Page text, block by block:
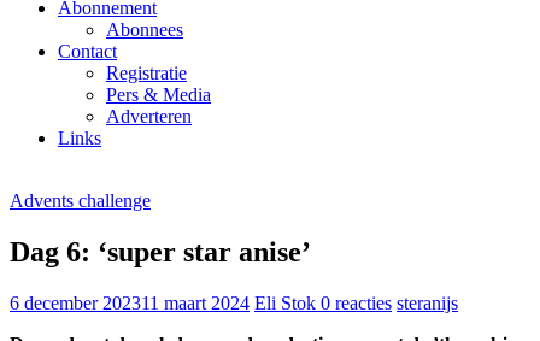
Abonnement
Abonnees
Contact
Registratie
Pers & Media
Adverteren
Links
Advents challenge
Dag 6: ‘super star anise’
6 december 202311 maart 2024 Eli Stok 0 reacties steranijs